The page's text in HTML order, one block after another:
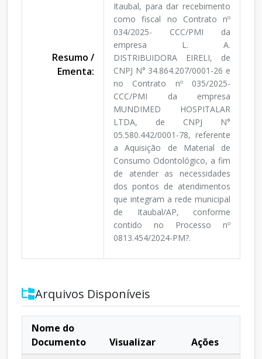
Resumo /
Ementa:
Itaubal, para dar recebimento
como fiscal no Contrato nº
034/2025- CCC/PMI da
empresa L. A.
DISTRIBUIDORA EIRELI, de
CNPJ N° 34.864.207/0001-26 e
no Contrato nº 035/2025-
CCC/PMI da empresa
MUNDIMED HOSPITALAR
LTDA, de CNPJ N°
05.580.442/0001-78, referente
a Aquisição de Material de
Consumo Odontológico, a fim
de atender as necessidades
dos pontos de atendimentos
que integram a rede municipal
de Itaubal/AP, conforme
contido no Processo nº
0813.454/2024-PM?.
Arquivos Disponíveis
Nome do
Documento
Visualizar
Ações